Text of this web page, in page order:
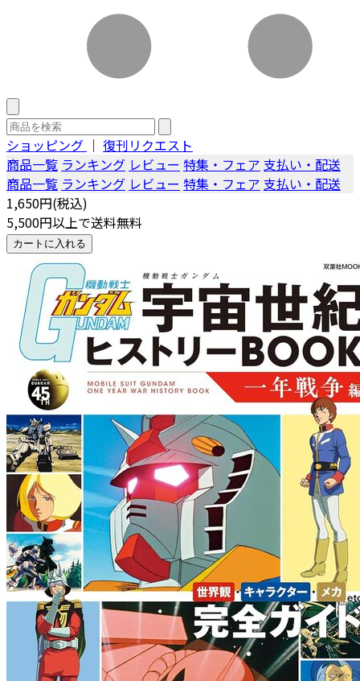
ショッピング ｜ 復刊リクエスト
商品一覧 ランキング レビュー 特集・フェア 支払い・配送
商品一覧 ランキング レビュー 特集・フェア 支払い・配送
1,650円(税込)
5,500円以上で送料無料
カートに入れる